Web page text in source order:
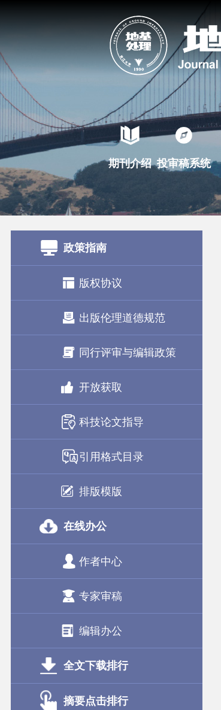
期刊介绍 投审稿系统
政策指南
版权协议
出版伦理道德规范
同行评审与编辑政策
开放获取
科技论文指导
引用格式目录
排版模版
在线办公
作者中心
专家审稿
编辑办公
全文下载排行
摘要点击排行